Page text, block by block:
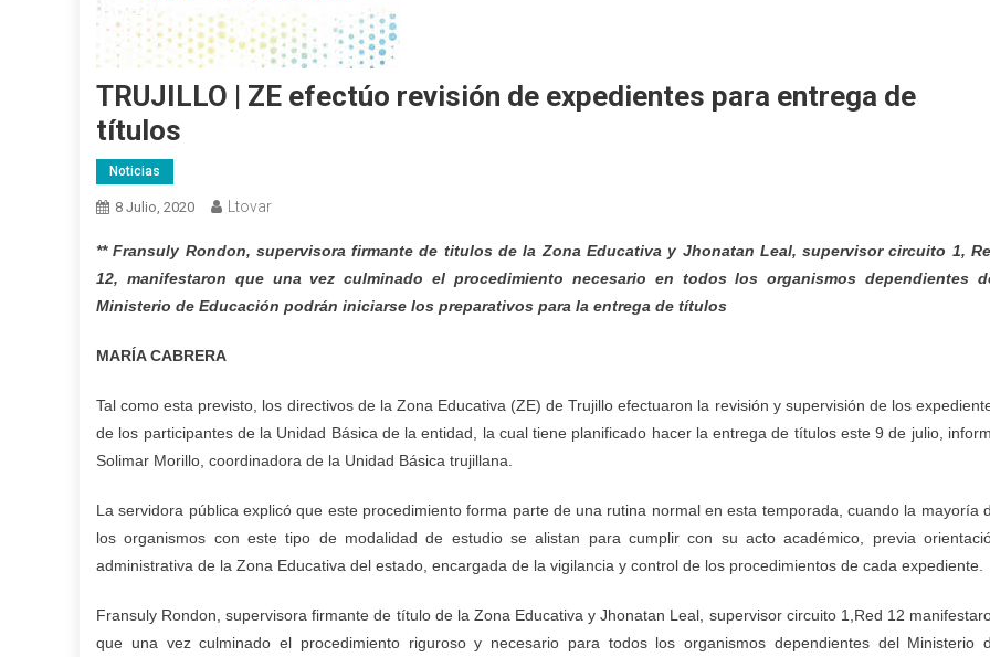
TRUJILLO | ZE efectúo revisión de expedientes para entrega de
títulos
Noticias
8 Julio, 2020 Ltovar
** Fransuly Rondon, supervisora firmante de titulos de la Zona Educativa y Jhonatan Leal, supervisor circuito 1,
12, manifestaron que una vez culminado el procedimiento necesario en todos los organismos dependientes
Ministerio de Educación podrán iniciarse los preparativos para la entrega de títulos
MARÍA CABRERA
Tal como esta previsto, los directivos de la Zona Educativa (ZE) de Trujillo efectuaron la revisión y supervisión de los
de los participantes de la Unidad Básica de la entidad, la cual tiene planificado hacer la entrega de títulos este 9 de julio,
Solimar Morillo, coordinadora de la Unidad Básica trujillana.
La servidora pública explicó que este procedimiento forma parte de una rutina normal en esta temporada, cuando la mayoría
los organismos con este tipo de modalidad de estudio se alistan para cumplir con su acto académico, previa
administrativa de la Zona Educativa del estado, encargada de la vigilancia y control de los procedimientos de cada expediente.
Fransuly Rondon, supervisora firmante de título de la Zona Educativa y Jhonatan Leal, supervisor circuito 1,Red 12
que una vez culminado el procedimiento riguroso y necesario para todos los organismos dependientes del Ministerio